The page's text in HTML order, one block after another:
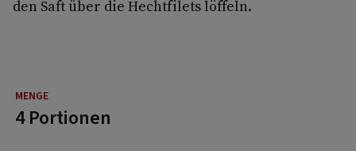
den Saft über die Hechtfilets löffeln.
4 Portionen